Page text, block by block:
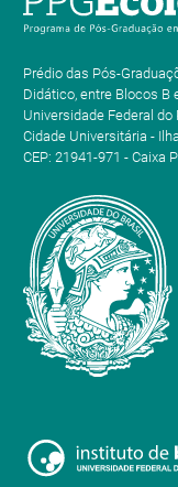
Prédio das Pós-
Didático, entre Blocos B
Universidade Federal do
Cidade Universitária -
CEP: 21941-971 - Caixa